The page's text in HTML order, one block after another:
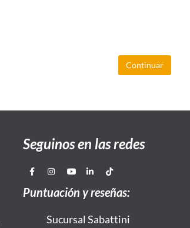
Continuar
Seguinos en las redes
Puntuación y reseñas:
Sucursal Sabattini